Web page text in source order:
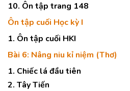
10. Ôn tập trang 148
Ôn tập cuối Học kỳ I
1. Ôn tập cuối HKI
Bài 6: Nâng niu kỉ niệm (Thơ)
1. Chiếc lá đầu tiên
2. Tây Tiến